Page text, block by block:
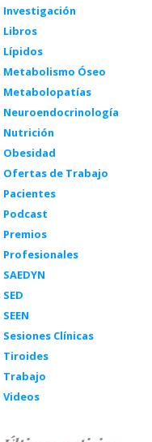
Investigación
Libros
Lípidos
Metabolismo Óseo
Metabolopatías
Neuroendocrinología
Nutrición
Obesidad
Ofertas de Trabajo
Pacientes
Podcast
Premios
Profesionales
SAEDYN
SED
SEEN
Sesiones Clínicas
Tiroides
Trabajo
Videos